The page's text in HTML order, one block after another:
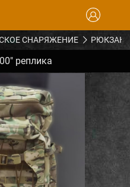
СНАРЯЖЕНИЕ
реплика